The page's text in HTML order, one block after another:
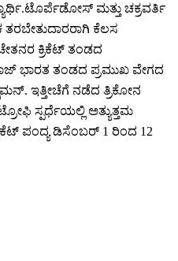
ಮತ್ತು ಚಕ್ರವರ್ತಿ
ತರಬೇತುದಾರರಾಗಿ ಕೆಲಸ
ಕ್ರಿಕೆಟ್ ತಂಡದ
ಭಾರತ ತಂಡದ ಪ್ರಮುಖ ವೇಗದ
ಇತ್ತೀಚೆಗೆ ನಡೆದ ತ್ರಿಕೋನ
ಸ್ಪರ್ಧೆಯಲ್ಲಿ ಅತ್ಯುತ್ತಮ
ಪಂದ್ಯ ಡಿಸೆಂಬರ್ 1 ರಿಂದ 12